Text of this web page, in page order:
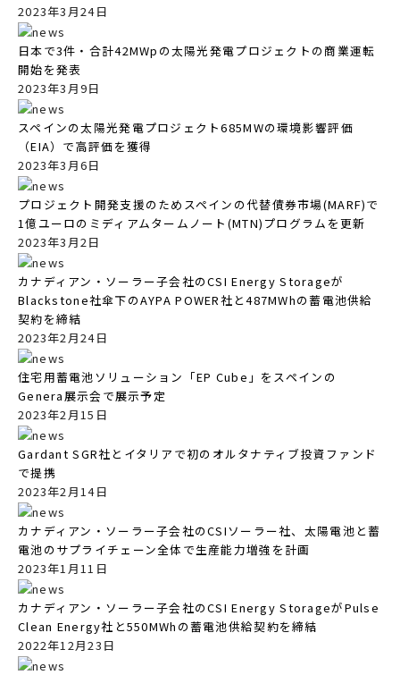
2023年3月24日
日本で3件・合計42MWpの太陽光発電プロジェクトの商業運転
開始を発表
2023年3月9日
スペインの太陽光発電プロジェクト685MWの環境影響評価
（EIA）で高評価を獲得
2023年3月6日
プロジェクト開発支援のためスペインの代替債券市場(MARF)で
1億ユーロのミディアムタームノート(MTN)プログラムを更新
2023年3月2日
カナディアン・ソーラー子会社のCSI Energy Storageが
Blackstone社傘下のAYPA POWER社と487MWhの蓄電池供給
契約を締結
2023年2月24日
住宅用蓄電池ソリューション「EP Cube」をスペインの
Genera展示会で展示予定
2023年2月15日
Gardant SGR社とイタリアで初のオルタナティブ投資ファンド
で提携
2023年2月14日
カナディアン・ソーラー子会社のCSIソーラー社、太陽電池と蓄
電池のサプライチェーン全体で生産能力増強を計画
2023年1月11日
カナディアン・ソーラー子会社のCSI Energy StorageがPulse
Clean Energy社と550MWhの蓄電池供給契約を締結
2022年12月23日